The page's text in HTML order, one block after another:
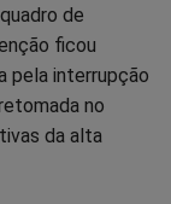
de
ficou
pela interrupção
no
da alta